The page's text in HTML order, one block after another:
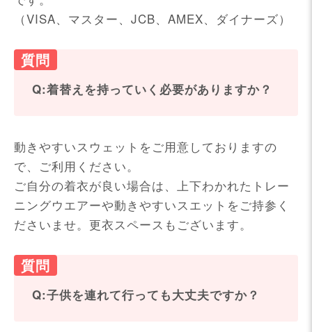
（VISA、マスター、JCB、AMEX、ダイナーズ）
Q:着替えを持っていく必要がありますか？
動きやすいスウェットをご用意しておりますの
で、ご利用ください。
ご自分の着衣が良い場合は、上下わかれたトレー
ニングウエアーや動きやすいスエットをご持参く
ださいませ。更衣スペースもございます。
Q:子供を連れて行っても大丈夫ですか？